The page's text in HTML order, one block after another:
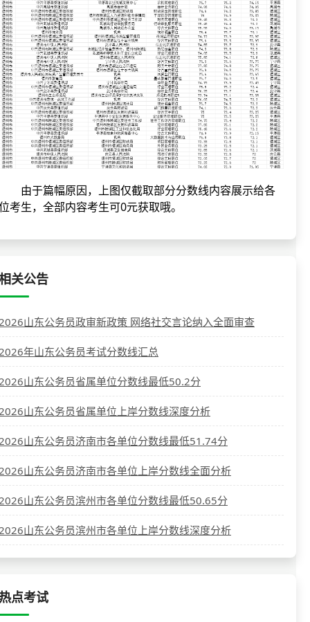
于篇幅原因，上图仅截取部分分数线内容展示给各
考生，全部内容考生可0元获取哦。
关公告
山东公务员政审新政策 网络社交言论纳入全面审查
年山东公务员考试分数线汇总
山东公务员省属单位分数线最低50.2分
山东公务员省属单位上岸分数线深度分析
山东公务员济南市各单位分数线最低51.74分
山东公务员济南市各单位上岸分数线全面分析
山东公务员滨州市各单位分数线最低50.65分
山东公务员滨州市各单位上岸分数线深度分析
点考试